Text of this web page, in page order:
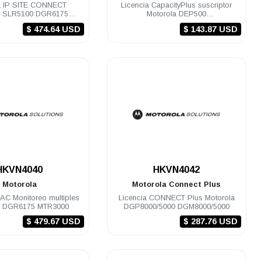
IP SITE CONNECT
DGR6175
SLR1000
$ 474.64 USD
Licencia CapacityPlus suscriptor
Motorola DEP500
DGP8000/5000/4150/6150 DEM500
DGM8000/5000/6100/410
$ 143.87 USD
Motorola
Monitoreo multiples
MTR3000
$ 479.67 USD
HKVN4042
Motorola Connect Plus
Licencia CONNECT Plus Motorola
DGP8000/5000 DGM8000/5000
$ 287.76 USD